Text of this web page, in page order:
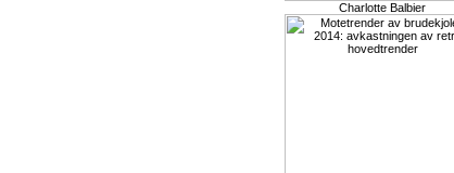
Charlotte Balbier